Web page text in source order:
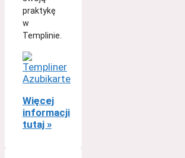
praktykę
w
Templinie.
Więcej
informacji
tutaj »